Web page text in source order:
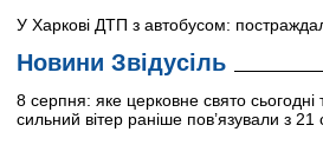
У Харкові ДТП з автобусом:
Новини Звідусіль
8 серпня: яке церковне свято
сильний вітер раніше пов’язували з 21